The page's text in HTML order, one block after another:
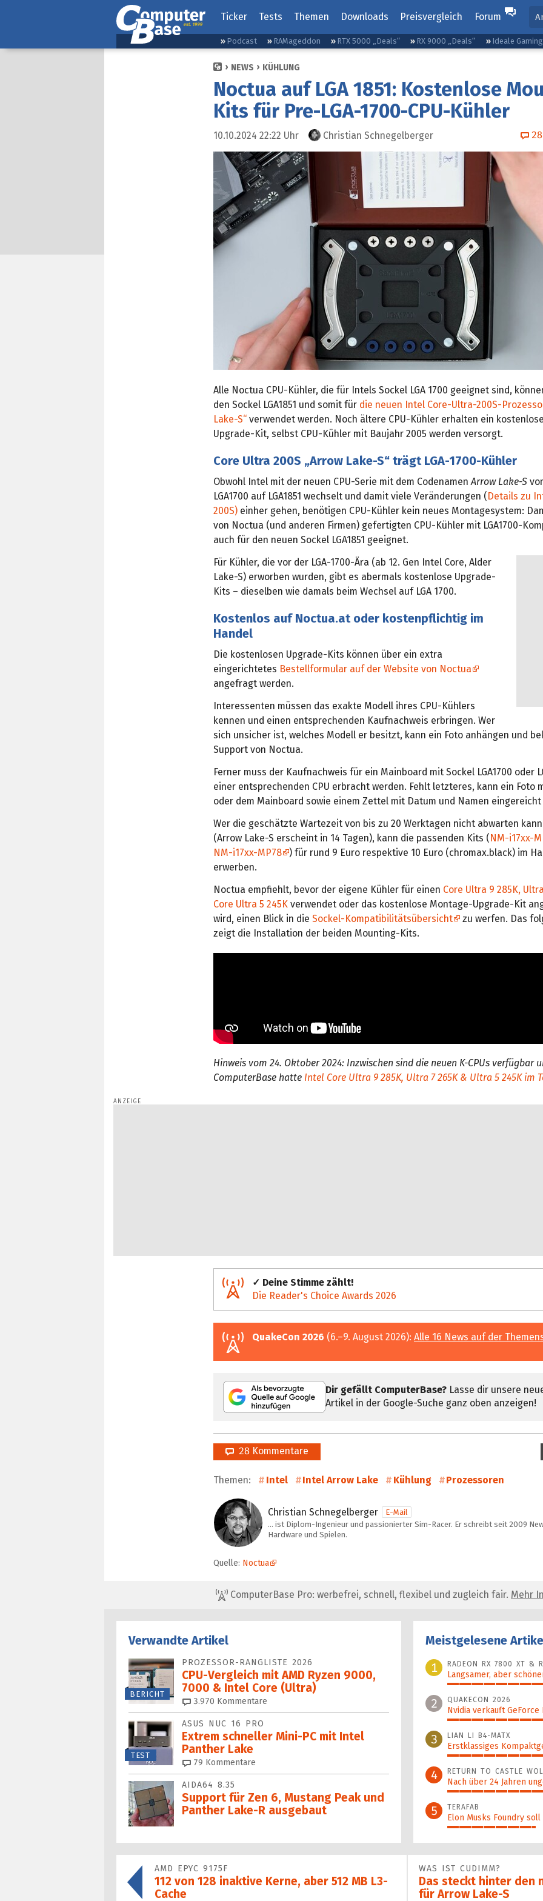
Ticker Tests Themen Downloads Preisvergleich Forum
Podcast RAMageddon RTX 5000 „Deals“ RX 9000 „Deals“ Ideale
NEWS KÜHLUNG
Noctua auf LGA 1851: Kostenlose
Kits für Pre-LGA-1700-CPU-Kühler
10.10.2024 22:22 Uhr Christian Schnegelberger 28
Alle Noctua CPU-Kühler, die für Intels Sockel LGA 1700 geeignet sind,
den Sockel LGA1851 und somit für die neuen Intel Core-Ultra-200S-
Lake-S“ verwendet werden. Noch ältere CPU-Kühler erhalten ein
Upgrade-Kit, selbst CPU-Kühler mit Baujahr 2005 werden versorgt.
Core Ultra 200S „Arrow Lake-S“ trägt LGA-1700-Kühler
Obwohl Intel mit der neuen CPU-Serie mit dem CodenamenArrow Lake-S
LGA1700 auf LGA1851 wechselt und damit viele Veränderungen (Details zu
200S) einher gehen, benötigen CPU-Kühler kein neues Montagesystem:
von Noctua (und anderen Firmen) gefertigten CPU-Kühler mit LGA1700-
auch für den neuen Sockel LGA1851 geeignet.
Für Kühler, die vor der LGA-1700-Ära (ab 12. Gen Intel Core, Alder
Lake-S) erworben wurden, gibt es abermals kostenlose Upgrade-
Kits – dieselben wie damals beim Wechsel auf LGA 1700.
Kostenlos auf Noctua.at oder kostenpflichtig im
Handel
Die kostenlosen Upgrade-Kits können über ein extra
eingerichtetes Bestellformular auf der Website von Noctua
angefragt werden.
Interessenten müssen das exakte Modell ihres CPU-Kühlers
kennen und einen entsprechenden Kaufnachweis erbringen. Wer
sich unsicher ist, welches Modell er besitzt, kann ein Foto anhängen und
Support von Noctua.
Ferner muss der Kaufnachweis für ein Mainboard mit Sockel LGA1700 oder
einer entsprechenden CPU erbracht werden. Fehlt letzteres, kann ein Foto
oder dem Mainboard sowie einem Zettel mit Datum und Namen eingereicht
Wer die geschätzte Wartezeit von bis zu 20 Werktagen nicht abwarten
(Arrow Lake-S erscheint in 14 Tagen), kann die passenden Kits (NM-i17xx-
NM-i17xx-MP78
) für rund 9 Euro respektive 10 Euro (chromax.black) im
erwerben.
Noctua empfiehlt, bevor der eigene Kühler für einen Core Ultra 9 285K,
Core Ultra 5 245K verwendet oder das kostenlose Montage-Upgrade-Kit
wird, einen Blick in die Sockel-Kompatibilitätsübersicht
zu werfen. Das
zeigt die Installation der beiden Mounting-Kits.
Hinweis vom 24. Oktober 2024: Inzwischen sind die neuen K-CPUs verfügbar
ComputerBase hatte Intel Core Ultra 9 285K, Ultra 7 265K & Ultra 5 245K im
✓ Deine Stimme zählt!
Die Reader's Choice Awards 2026
QuakeCon 2026 (6.–9. August 2026): Alle 16 News auf der
Dir gefällt ComputerBase? Lasse dir unsere
Artikel in der Google-Suche ganz oben anzeigen!
28 Kommentare
Themen: Intel Intel Arrow Lake Kühlung Prozessoren
Christian Schnegelberger
E-Mail
… ist Diplom-Ingenieur und passionierter Sim-Racer. Er schreibt seit 2009
Hardware und Spielen.
Quelle: Noctua
ComputerBase Pro: werbefrei, schnell, flexibel und zugleich fair. Mehr
Verwandte Artikel
BERICHT
PROZESSOR-RANGLISTE 2026
CPU-Vergleich mit AMD Ryzen 9000,
7000 & Intel Core (Ultra)
3.970 Kommentare
TEST
ASUS NUC 16 PRO
Extrem schneller Mini-PC mit Intel
Panther Lake
79 Kommentare
AIDA64 8.35
Support für Zen 6, Mustang Peak und
Panther Lake-R ausgebaut
Meistgelesene
1
RADEON RX 7800 XT &
Langsamer, aber
100%
2 QUAKECON 2026
Nvidia verkauft GeForce
52%
3 LIAN LI B4-MATX
Erstklassiges
48%
4 RETURN TO CASTLE
Nach über 24 Jahren
42%
5 TERAFAB
Elon Musks Foundry
37%
AMD EPYC 9175F
112 von 128 inaktive Kerne, aber 512 MB L3-
Cache
WAS IST CUDIMM?
Das steckt hinter den
für Arrow Lake-S